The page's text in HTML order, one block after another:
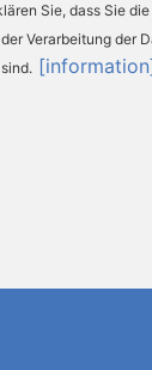
Sie, dass Sie
Verarbeitung der